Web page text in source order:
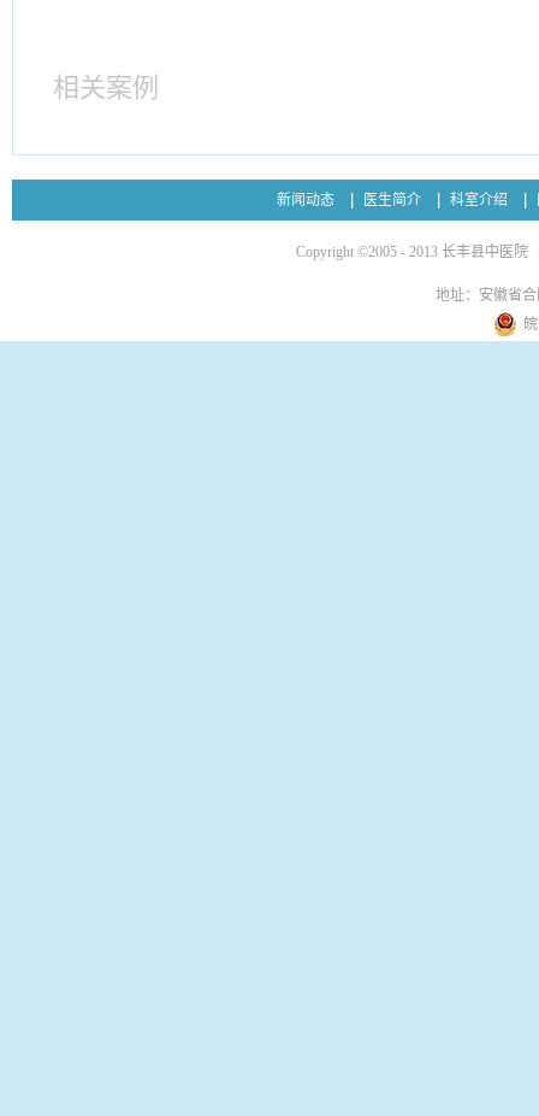
相关案例
新闻动态 医生简介 科室介绍
Copyright ©2005 - 2013 长丰县中医院
地址：安徽省